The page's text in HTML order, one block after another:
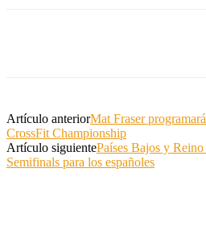
Artículo anteriorMat Fraser
CrossFit Championship
Artículo siguientePaíses Bajos y
Semifinals para los españoles